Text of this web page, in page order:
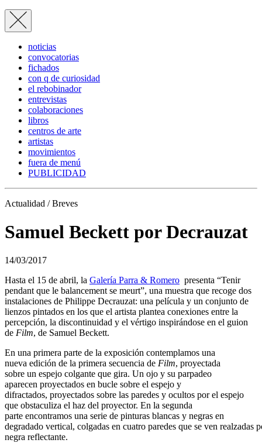
noticias
convocatorias
fichados
con q de curiosidad
el rebobinador
entrevistas
colaboraciones
libros
centros de arte
artistas
movimientos
fuera de menú
PUBLICIDAD
Actualidad / Breves
Samuel Beckett por Decrauzat
14/03/2017
Hasta el 15 de abril, la Galería Parra & Romero presenta “Tenir
pendant que le balancement se meurt”, una muestra que recoge dos
instalaciones de Philippe Decrauzat: una película y un conjunto de
lienzos pintados en los que el artista plantea conexiones entre la
percepción, la discontinuidad y el vértigo inspirándose en el guion
de Film, de Samuel Beckett.
En una primera parte de la exposición contemplamos una
nueva edición de la primera secuencia de Film, proyectada
sobre un espejo colgante que gira. Un ojo y su parpadeo
aparecen proyectados en bucle sobre el espejo y
difractados, proyectados sobre las paredes y ocultos por el espejo
que obstaculiza el haz del proyector. En la segunda
parte encontramos una serie de pinturas blancas y negras en
degradado vertical, colgadas en cuatro paredes que se ven realzadas
negra reflectante.